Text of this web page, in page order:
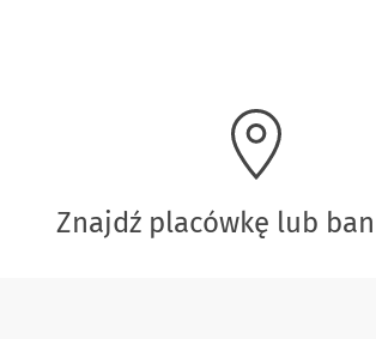
Znajdź placówkę lub